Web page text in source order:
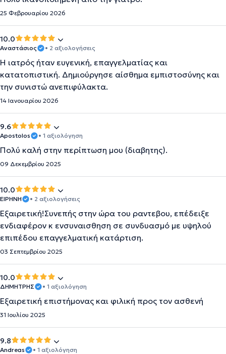
25 Φεβρουαρίου 2026
10.0
Αναστάσιος • 2 αξιολογήσεις
Η ιατρός ήταν ευγενική, επαγγελματίας και
κατατοπιστική. Δημιούργησε αίσθημα εμπιστοσύνης και
την συνιστώ ανεπιφύλακτα.
14 Ιανουαρίου 2026
9.6
Apostolos • 1 αξιολόγηση
Πολύ καλή στην περίπτωση μου (διαβητης).
09 Δεκεμβρίου 2025
10.0
ΕΙΡΗΝΗ • 2 αξιολογήσεις
Εξαιρετική!Συνεπής στην ώρα του ραντεβου, επέδειξε
ενδιαφέρον κ ενσυναισθηση σε συνδυασμό με υψηλού
επιπέδου επαγγελματική κατάρτιση.
03 Σεπτεμβρίου 2025
10.0
ΔΗΜΗΤΡΗΣ • 1 αξιολόγηση
Εξαιρετική επιστήμονας και φιλική προς τον ασθενή
31 Ιουλίου 2025
9.8
Andreas • 1 αξιολόγηση